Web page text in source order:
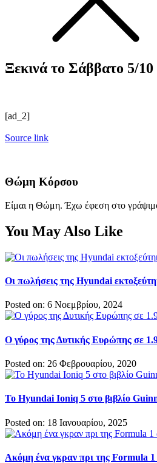
Ξεκινά το Σάββατο 5/
[ad_2]
Source link
Θώμη Κόρσου
Είμαι η Θώμη. Έχω έφεση στο
You May Also Like
Οι πωλήσεις της Hyundai
Posted on: 6 Νοεμβρίου, 2024
Ο γύρος της Δυτικής Ευρώπης σε
Posted on: 26 Φεβρουαρίου, 2020
Το Hyundai Ioniq 5 στo βιβλίο
Posted on: 18 Ιανουαρίου, 2025
Ακόμη ένα γκραν πρι της Formula 1